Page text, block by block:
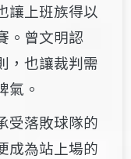
讓上班族得以
。曾文明認
，也讓裁判需
氣。
受落敗球隊的
成為站上場的